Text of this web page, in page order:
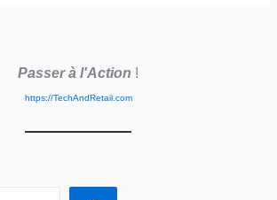
Passer à l'Action !
https://TechAndRetail.com